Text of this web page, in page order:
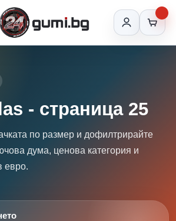
- страница 25
по размер и дофилтрирайте
дума, ценова категория и
евро.